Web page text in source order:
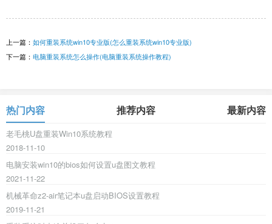
上一篇： 如何重装系统win10专业版(怎么重装系统win10专业版)
下一篇： 电脑重装系统怎么操作(电脑重装系统操作教程)
热门内容 推荐内容 最新内容
老毛桃U盘重装Win10系统教程
2018-11-10
电脑安装win10的bios如何设置u盘图文教程
2021-11-22
机械革命z2-air笔记本u盘启动BIOS设置教程
2019-11-21